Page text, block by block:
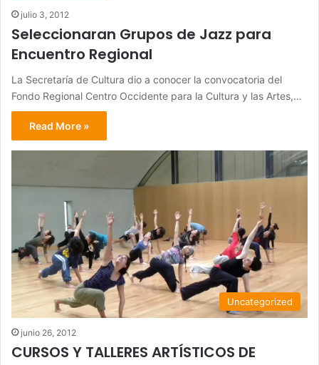
julio 3, 2012
Seleccionaran Grupos de Jazz para
Encuentro Regional
La Secretaría de Cultura dio a conocer la convocatoria del
Fondo Regional Centro Occidente para la Cultura y las Artes,…
Read More »
Uncategorized
junio 26, 2012
CURSOS Y TALLERES ARTÍSTICOS DE